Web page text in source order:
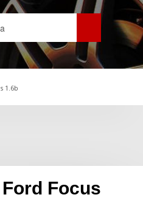
1.6b
Focus